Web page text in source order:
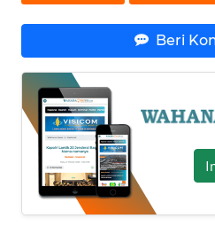
Beri
WN
TAPANULI
SELATAN
WN
TANJUNG
LESUNG